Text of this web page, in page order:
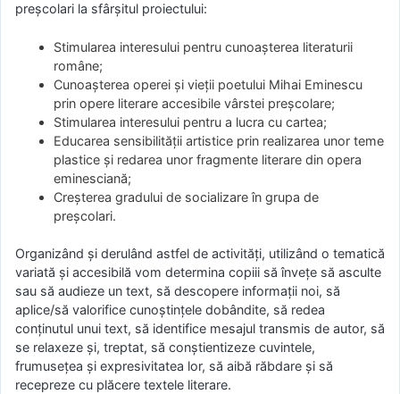
preşcolari la sfârşitul proiectului:
Stimularea interesului pentru cunoaşterea literaturii
române;
Cunoaşterea operei şi vieţii poetului Mihai Eminescu
prin opere literare accesibile vârstei preşcolare;
Stimularea interesului pentru a lucra cu cartea;
Educarea sensibilităţii artistice prin realizarea unor teme
plastice şi redarea unor fragmente literare din opera
eminesciană;
Creşterea gradului de socializare în grupa de
preşcolari.
Organizând şi derulând astfel de activităţi, utilizând o tematică
variată şi accesibilă vom determina copiii să înveţe să asculte
sau să audieze un text, să descopere informaţii noi, să
aplice/să valorifice cunoştinţele dobândite, să redea
conţinutul unui text, să identifice mesajul transmis de autor, să
se relaxeze şi, treptat, să conştientizeze cuvintele,
frumuseţea şi expresivitatea lor, să aibă răbdare şi să
recepreze cu plăcere textele literare.